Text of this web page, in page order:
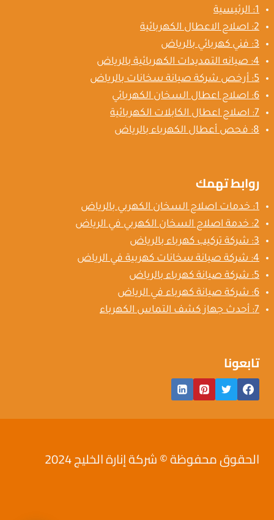
1: الرئيسية
2: اصلاح الاعطال الكهربائية
3: فني كهربائي بالرياض
4: صيانه التمديدات الكهربائية بالرياض
5: أرخص شركة صيانة سخانات بالرياض
6: اصلاح اعطال السخان الكهربائي
7: اصلاح اعطال الكابلات الكهربائية
8: فحص أعطال الكهرباء بالرياض
روابط تهمك
1: خدمات اصلاح السخان الكهربي بالرياض
2: خدمة اصلاح السخان الكهربي في الرياض
3: شركة تركيب كهرباء بالرياض
4: شركة صيانة سخانات كهربية في الرياض
5: شركة صيانة كهرباء بالرياض
6: شركة صيانة كهرباء في الرياض
7: أحدث جهاز كشف التماس الكهرباء
تابعونا
الحقوق محفوظة © شركة إنارة الخليج 2024